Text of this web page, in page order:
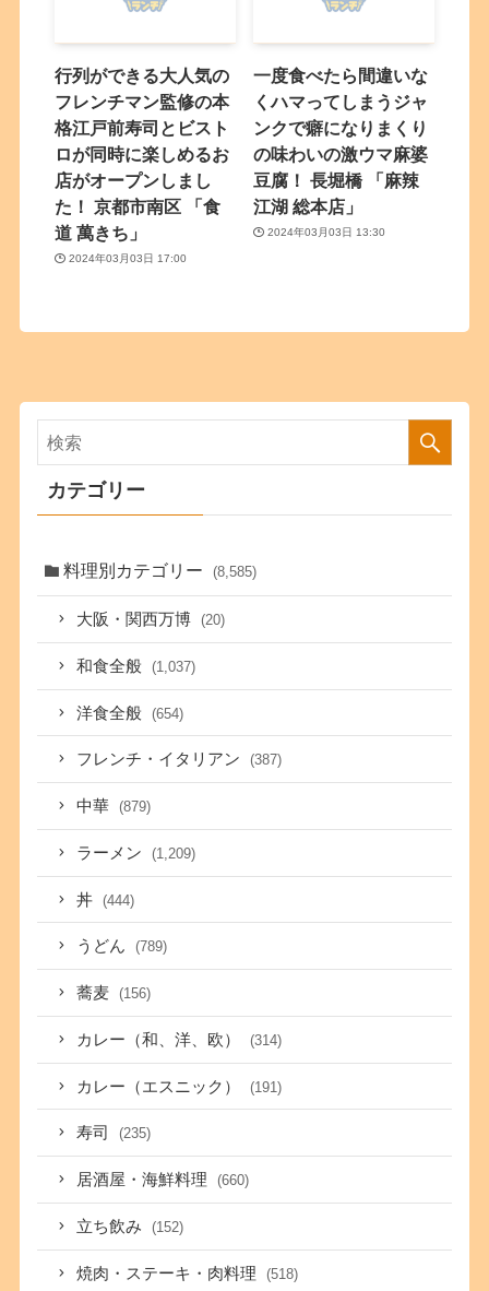
行列ができる大人気の
フレンチマン監修の本
格江戸前寿司とビスト
ロが同時に楽しめるお
店がオープンしまし
た！ 京都市南区 「食
道 萬きち」
2024年03月03日 17:00
一度食べたら間違いな
くハマってしまうジャ
ンクで癖になりまくり
の味わいの激ウマ麻婆
豆腐！ 長堀橋 「麻辣
江湖 総本店」
2024年03月03日 13:30
カテゴリー
料理別カテゴリー (8,585)
大阪・関西万博 (20)
和食全般 (1,037)
洋食全般 (654)
フレンチ・イタリアン (387)
中華 (879)
ラーメン (1,209)
丼 (444)
うどん (789)
蕎麦 (156)
カレー（和、洋、欧） (314)
カレー（エスニック） (191)
寿司 (235)
居酒屋・海鮮料理 (660)
立ち飲み (152)
焼肉・ステーキ・肉料理 (518)